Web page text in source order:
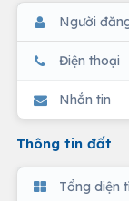
Người
Điện thoại
Nhắn tin
Thông tin đất
Tổng diện